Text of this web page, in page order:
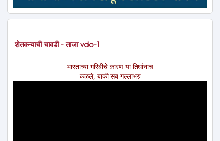
शेतकऱ्याची चावडी - ताजा vdo-1
भारताच्या गरिबीचे कारण या तिघांनाच
कळले, बाकी सब गल्लाभरु